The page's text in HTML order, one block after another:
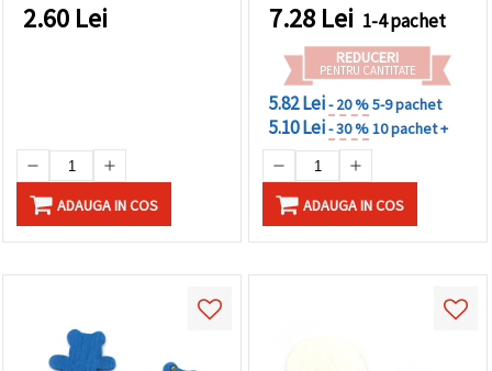
2.60 Lei
ADAUGA IN COS
7.28 Lei 1-4 pachet
REDUCERI
PENTRU CANTITATE
5.82 Lei- 20 %5-9 pachet
5.10 Lei- 30 %10 pachet +
ADAUGA IN COS